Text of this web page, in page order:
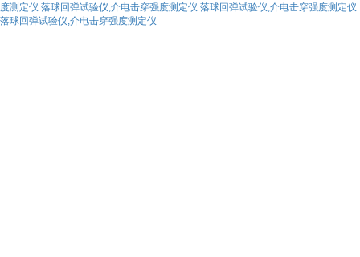
度测定仪 落球回弹试验仪,介电击穿强度测定仪 落球回弹试验仪,介电击穿强度测定仪
落球回弹试验仪,介电击穿强度测定仪